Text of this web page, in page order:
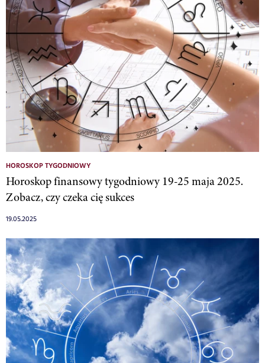
HOROSKOP TYGODNIOWY
Horoskop finansowy tygodniowy 19-25 maja 2025.
Zobacz, czy czeka cię sukces
19.05.2025